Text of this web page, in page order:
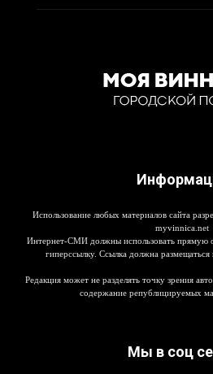
Использование любых материалов сайта
myvinnica.net
Интернет-СМИ должны использовать прямую
гиперссылку. Ссылка должна размещаться
Редакция может не разделять точку зрения
содержание републицируемых
Мы в соц